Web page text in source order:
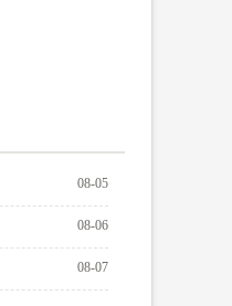
08-05
08-06
08-07